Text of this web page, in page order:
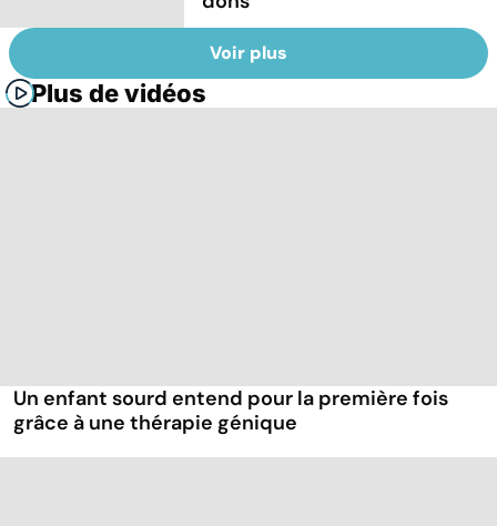
Voir plus
Plus de vidéos
Un enfant sourd entend pour la première fois
grâce à une thérapie génique